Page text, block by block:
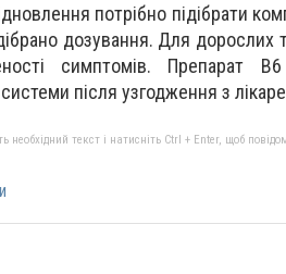
потрібно підібрати
дозування. Для дорослих
симптомів. Препарат
після узгодження з
текст і натисніть Ctrl + Enter, щоб